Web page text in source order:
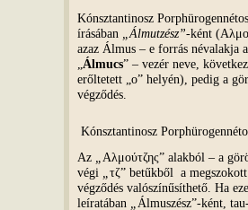
Kónsztantinosz
írásában
„Álmutzész”-ként
azaz Álmus – e forrás névalakja
Álmucs” – vezér neve,
erőltetett „o” helyén), pedig a
végződés.
Kónsztantinosz
Az
Αλμούτζης” alakból – a
végi
„τζ” betűkből a
végződés valószínűsíthető. Ha
leíratában
Álmuszész”-ként,